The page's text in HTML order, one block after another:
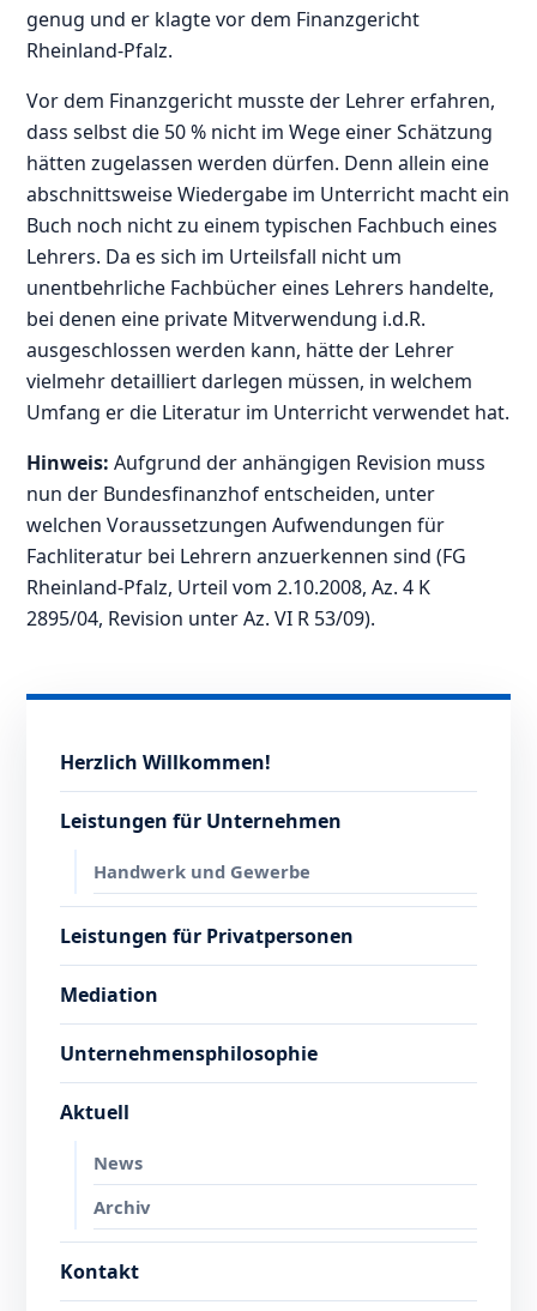
genug und er klagte vor dem Finanzgericht
Rheinland-Pfalz.
Vor dem Finanzgericht musste der Lehrer erfahren,
dass selbst die 50 % nicht im Wege einer Schätzung
hätten zugelassen werden dürfen. Denn allein eine
abschnittsweise Wiedergabe im Unterricht macht ein
Buch noch nicht zu einem typischen Fachbuch eines
Lehrers. Da es sich im Urteilsfall nicht um
unentbehrliche Fachbücher eines Lehrers handelte,
bei denen eine private Mitverwendung i.d.R.
ausgeschlossen werden kann, hätte der Lehrer
vielmehr detailliert darlegen müssen, in welchem
Umfang er die Literatur im Unterricht verwendet hat.
Hinweis: Aufgrund der anhängigen Revision muss
nun der Bundesfinanzhof entscheiden, unter
welchen Voraussetzungen Aufwendungen für
Fachliteratur bei Lehrern anzuerkennen sind (FG
Rheinland-Pfalz, Urteil vom 2.10.2008, Az. 4 K
2895/04, Revision unter Az. VI R 53/09).
Herzlich Willkommen!
Leistungen für Unternehmen
Handwerk und Gewerbe
Leistungen für Privatpersonen
Mediation
Unternehmensphilosophie
Aktuell
News
Archiv
Kontakt